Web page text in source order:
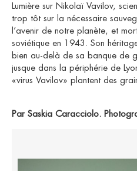
Lumière sur Nikolaï Vavilov,
trop tôt sur la nécessaire
l’avenir de notre planète, et
soviétique en 1943. Son
bien au-delà de sa banque de
jusque dans la périphérie de
«virus Vavilov» plantent des
Par Saskia Caracciolo.